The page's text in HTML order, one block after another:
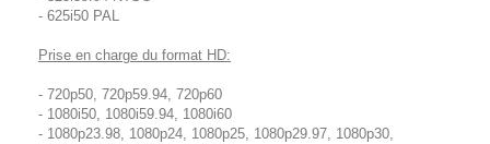
- 625i50 PAL
Prise en charge du format HD:
- 720p50, 720p59.94, 720p60
- 1080i50, 1080i59.94, 1080i60
- 1080p23.98, 1080p24, 1080p25, 1080p29.97, 1080p30,